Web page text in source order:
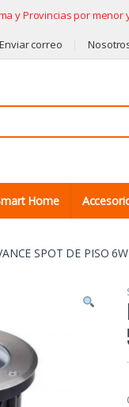
y Provincias por menor
Enviar correo
Home
SPOT DE PISO